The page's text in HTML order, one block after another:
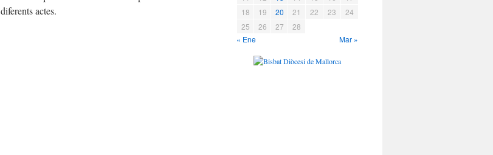
diferents actes.
18
19 20 21 22 23
24
25
26 27
28
« Ene
Mar »